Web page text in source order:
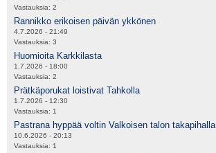
Vastauksia: 2
Rannikko erikoisen päivän ykkönen
4.7.2026 - 21:49
Vastauksia: 3
Huomioita Karkkilasta
1.7.2026 - 18:00
Vastauksia: 2
Prätkäporukat loistivat Tahkolla
1.7.2026 - 12:30
Vastauksia: 1
Pastrana hyppää voltin Valkoisen talon takapihalla
10.6.2026 - 20:13
Vastauksia: 1